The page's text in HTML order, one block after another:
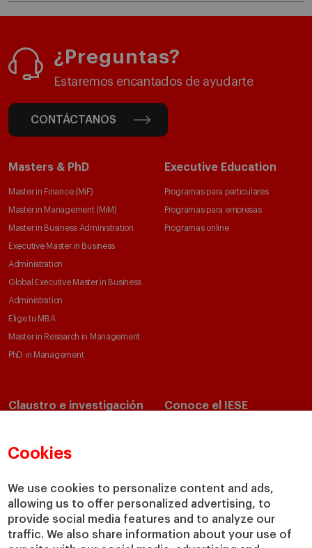
Cookies
We use cookies to personalize content and ads,
allowing us to offer personalized advertising, to
provide social media features and to analyze our
traffic. We also share information about your use of
¿Preguntas?
Estaremos encantados de ayudarte
CONTÁCTANOS
Masters & PhD
Master in Finance (MiF)
Master in Management (MiM)
Master in Business Administration
Executive Master in Business
Administration
Global Executive Master in Business
Administration
Elige tu MBA
Master in Research in Management
PhD in Management
Executive Education
Programas para particulares
Programas para empresas
Programas online
Claustro e investigación
Departamentos académicos
Cátedras
IESE Insight
IESE Publishing
Conoce el IESE
Nuestro impacto
Colabora con el IESE
Servicios